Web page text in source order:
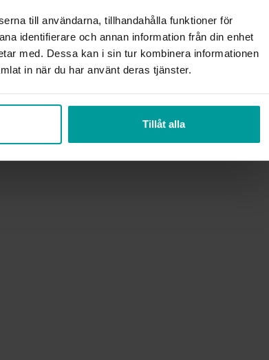
till användarna, tillhandahålla funktioner för
identifierare och annan information från din enhet
med. Dessa kan i sin tur kombinera informationen
in när du har använt deras tjänster.
Tillåt alla
Guld
18K Gold
Box chain
Kubisk zirkonia